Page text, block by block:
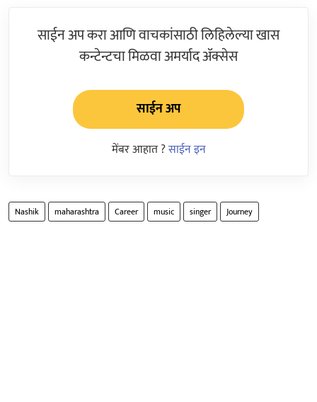
साईन अप करा आणि वाचकांसाठी लिहिलेल्या खास
कन्टेन्टचा मिळवा अमर्याद ॲक्सेस
साईन अप
मेंबर आहात ?साईन इन
Nashik maharashtra Career music singer Journey